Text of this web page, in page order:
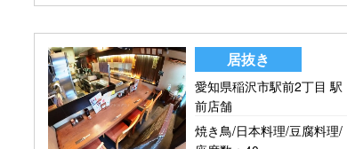
居抜き
愛知県稲沢市駅前2丁目 駅
前店舗
焼き鳥/日本料理/豆腐料理/